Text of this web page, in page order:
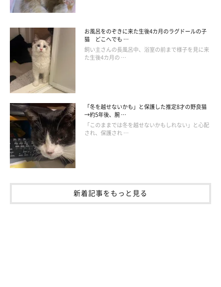
メスには静かに過ごせる場所と隠れられる場所を
メスはじっと静かに過ごす時間が、オスよりも圧倒的に長いで
す。縄張りは狭めで動き回ることも少ないため、静かにゆったり
と過ごせる場所を好む傾向が。猫だけで落ち着ける場所があると
メスは大満足です。
隠れられる場所もメスには大事なもの。子猫を敵から守る本能が
らない人が家にやってくるなど、来客が事前にわかっているとき
には、あらかじめ違う部屋に移動させてあげるのも良いでしょ
お風呂をのぞきに来た生後4カ月のラグドールの子
猫 どこへでも …
飼い主さんの長風呂中、浴室の前まで様子を見に来
た生後4カ月の …
「冬を越せないかも」と保護した推定8才の野良猫
→約5年後、腕 …
「このままでは冬を越せないかもしれない」と心配
され、保護され …
新着記事をもっと見る